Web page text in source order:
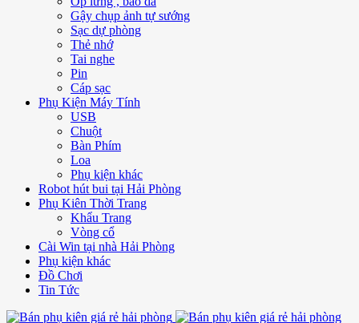
Gậy chụp ảnh tự sướng
Sạc dự phòng
Thẻ nhớ
Tai nghe
Pin
Cáp sạc
Phụ Kiện Máy Tính
USB
Chuột
Bàn Phím
Loa
Phụ kiện khác
Robot hút bui tại Hải Phòng
Phụ Kiên Thời Trang
Khẩu Trang
Vòng cổ
Cài Win tại nhà Hải Phòng
Phụ kiện khác
Đồ Chơi
Tin Tức